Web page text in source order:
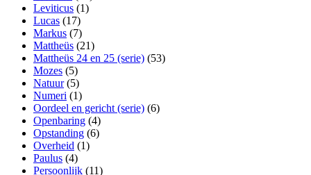
Leviticus (1)
Lucas (17)
Markus (7)
Mattheüs (21)
Mattheüs 24 en 25 (serie) (53)
Mozes (5)
Natuur(5)
Numeri (1)
Oordeel en gericht (serie) (6)
Openbaring (4)
Opstanding (6)
Overheid (1)
Paulus (4)
Persoonlijk (11)